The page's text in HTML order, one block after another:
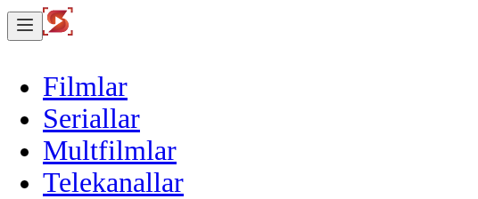
Filmlar
Seriallar
Multfilmlar
Telekanallar